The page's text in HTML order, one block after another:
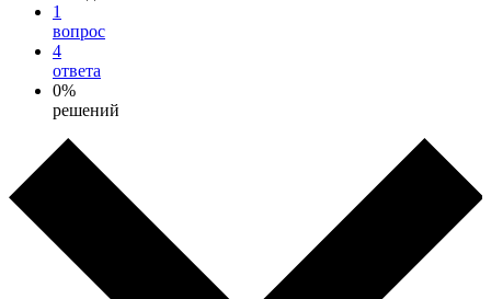
1
вопрос
4
ответа
0%
решений